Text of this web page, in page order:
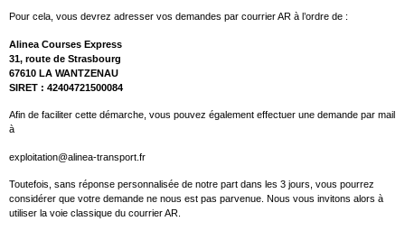
Pour cela, vous devrez adresser vos demandes par courrier AR à l’ordre de :
Alinea Courses Express
31, route de Strasbourg
67610 LA WANTZENAU
SIRET : 42404721500084
Afin de faciliter cette démarche, vous pouvez également effectuer une demande par mail
à
exploitation@alinea-transport.fr
Toutefois, sans réponse personnalisée de notre part dans les 3 jours, vous pourrez
considérer que votre demande ne nous est pas parvenue. Nous vous invitons alors à
utiliser la voie classique du courrier AR.